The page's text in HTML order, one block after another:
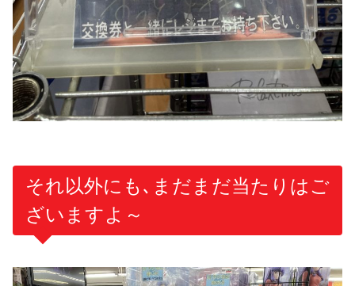
それ以外にも､まだまだ当たりはご
ざいますよ～